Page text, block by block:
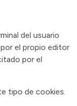
del usuario
el propio editor
por el
tipo de cookies.